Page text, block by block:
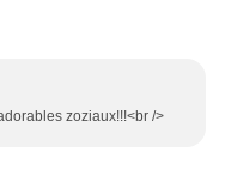
zoziaux!!!<br />